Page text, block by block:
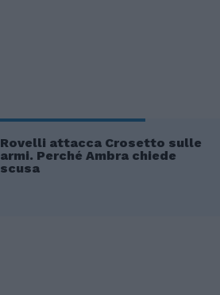
Rovelli attacca Crosetto sulle
armi. Perché Ambra chiede
scusa